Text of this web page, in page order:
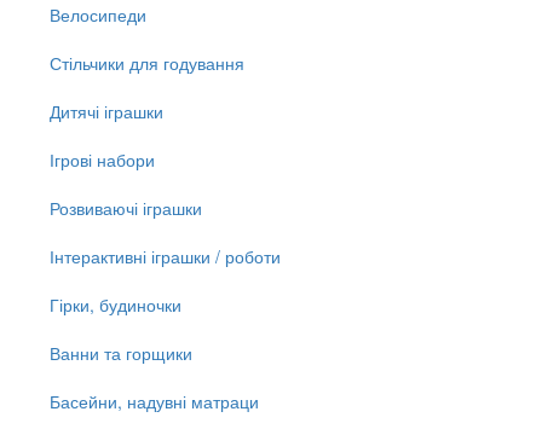
Велосипеди
Стільчики для годування
Дитячі іграшки
Ігрові набори
Розвиваючі іграшки
Інтерактивні іграшки / роботи
Гірки, будиночки
Ванни та горщики
Басейни, надувні матраци